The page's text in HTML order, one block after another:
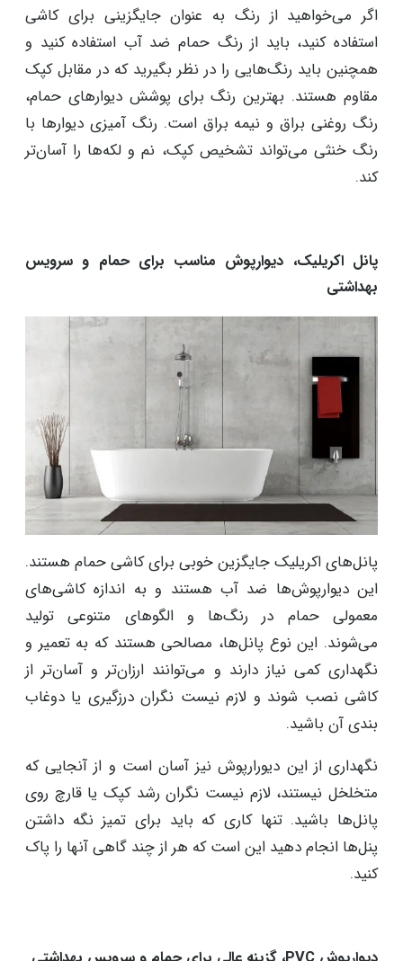
اگر می‌خواهید از رنگ به عنوان جایگزینی برای کاشی
استفاده کنید، باید از رنگ حمام ضد آب استفاده کنید و
همچنین باید رنگ‌هایی را در نظر بگیرید که در مقابل کپک
مقاوم هستند. بهترین رنگ برای پوشش دیوارهای حمام،
رنگ روغنی براق و نیمه براق است. رنگ آمیزی دیوارها با
رنگ خنثی می‌تواند تشخیص کپک، نم و لکه‌ها را آسان‌تر
کند.
پانل اکریلیک، دیوارپوش مناسب برای حمام و سرویس
بهداشتی
پانل‌های اکریلیک جایگزین خوبی برای کاشی حمام هستند.
این دیوارپوش‌ها ضد آب هستند و به اندازه کاشی‌های
معمولی حمام در رنگ‌ها و الگوهای متنوعی تولید
می‌شوند. این نوع پانل‌ها، مصالحی هستند که به تعمیر و
نگهداری کمی نیاز دارند و می‌توانند ارزان‌تر و آسان‌تر از
کاشی نصب شوند و لازم نیست نگران درزگیری یا دوغاب
بندی آن باشید.
نگهداری از این دیورارپوش نیز آسان است و از آنجایی که
متخلخل نیستند، لازم نیست نگران رشد کپک یا قارچ روی
پانل‌ها باشید. تنها کاری که باید برای تمیز نگه داشتن
پنل‌ها انجام دهید این است که هر از چند گاهی آنها را پاک
کنید.